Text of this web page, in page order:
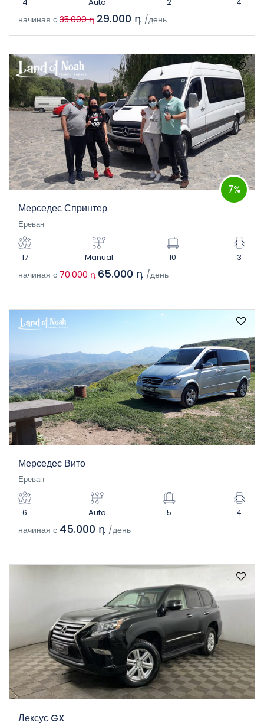
начиная с 35.000 դ 29.000 դ /день
Мерседес Спринтер
7%
Ереван
17 Manual 10 3
начиная с 70.000 դ 65.000 դ /день
Мерседес Вито
Ереван
6 Auto 5 4
начиная с 45.000 դ /день
Лексус GX